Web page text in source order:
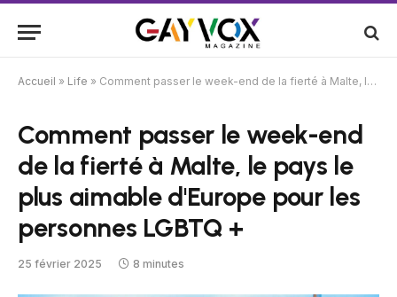
Accueil » Life » Comment passer le week-end de la fierté à Malte, le pays le plus aimable d'Europe pour les personnes LGBTQ +
Comment passer le week-end
de la fierté à Malte, le pays le
plus aimable d'Europe pour les
personnes LGBTQ +
25 février 2025 8 minutes